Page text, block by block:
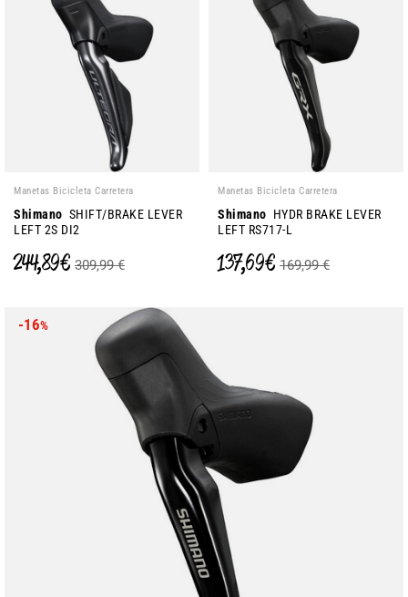
Manetas Bicicleta Carretera
Shimano SHIFT/BRAKE LEVER
LEFT 2S DI2
244,89 € 309,99 €
Manetas Bicicleta Carretera
Shimano HYDR BRAKE LEVER
LEFT RS717-L
137,69 € 169,99 €
-16%